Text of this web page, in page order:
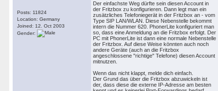
Posts: 11824
Location: Germany
Joined: 12. Oct 2003
Gender:
Der einfachste Weg dürfte sein diesen Account in
der Fritzbox zu konfigurieren. Dann legt man ein
zusätzliches Telefoniegerät in der Fritzbox an - vom
Type SIP LAN/WLAN. Diese Nebenstelle bekommt
intern die Nummer 620. PhonerLite konfiguriert man
so, dass eine Anmeldung an die Fritzbox erfolgt. Der
PC mit PhonerLite ist dann eine normale Nebenstelle
der Fritzbox. Auf diese Weise könnten auch noch
andere Geräte (auch an die Fritzbox
angeschlossene "richtige" Telefone) diesen Account
mitnutzen.
Wenn das nicht klappt, melde dich einfach.
Der Grund das über die Fritzbox abzuwickeln ist
der, dass diese die externe IP-Adresse am besten